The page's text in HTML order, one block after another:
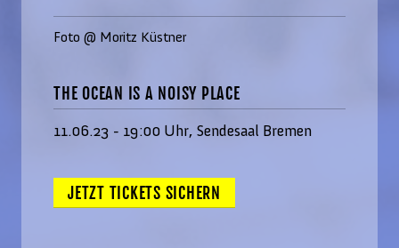
Foto @ Moritz Küstner
THE OCEAN IS A NOISY PLACE
11.06.23 - 19:00 Uhr, Sendesaal Bremen
JETZT TICKETS SICHERN